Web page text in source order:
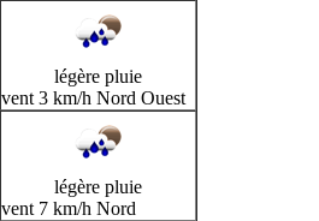
légère pluie
vent 3 km/h Nord Ouest
légère pluie
vent 7 km/h Nord